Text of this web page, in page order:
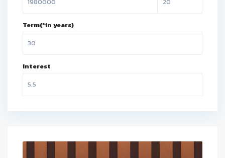
Term(*in years)
Interest